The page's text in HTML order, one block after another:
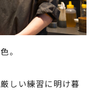
。
しい練習に明け暮